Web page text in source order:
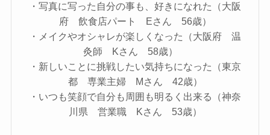
・写真に写った自分の事も、好きになれた（大阪
府 飲食店パート Eさん 56歳）
・メイクやオシャレが楽しくなった（大阪府 温
灸師 Kさん 58歳）
・新しいことに挑戦したい気持ちになった（東京
都 専業主婦 Mさん 42歳）
・いつも笑顔で自分も周囲も明るく出来る（神奈
川県 営業職 Kさん 53歳）